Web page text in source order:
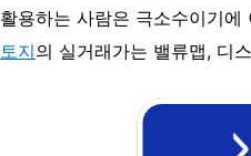
활용하는 사람은 극소수이기
토지의 실거래가는 밸류맵, 디